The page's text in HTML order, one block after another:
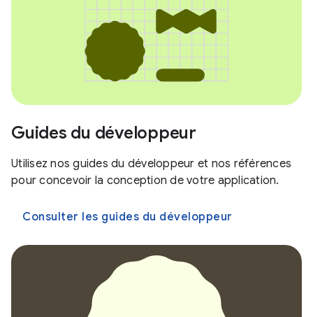
Guides du développeur
Utilisez nos guides du développeur et nos références
pour concevoir la conception de votre application.
Consulter les guides du développeur